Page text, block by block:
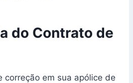
do Contrato de
correção em sua apólice de